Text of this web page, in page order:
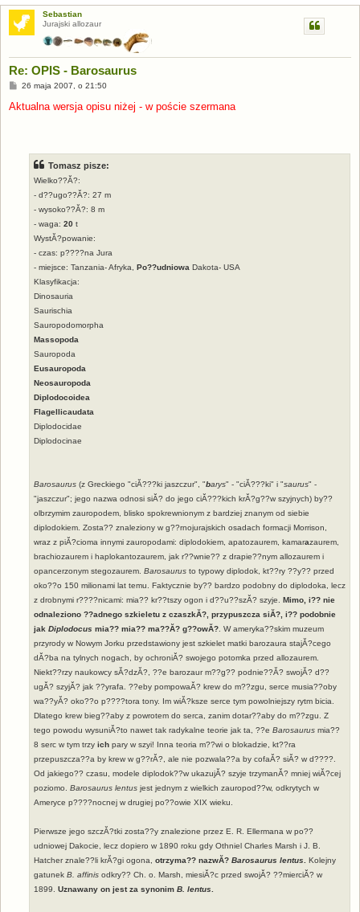
Sebastian
Jurajski allozaur
Re: OPIS - Barosaurus
P
s
26 maja 2007, o 21:50
Aktualna wersja opisu niżej - w poście szermana
Tomasz pisze:
Wielko??Ă?:
- d??ugo??Ă?: 27 m
- wysoko??Ă?: 8 m
- waga: 20 t
WystĂ?powanie:
- czas: p????na Jura
- miejsce: Tanzania- Afryka, Po??udniowa Dakota- USA
Klasyfikacja:
Dinosauria
Saurischia
Sauropodomorpha
Massopoda
Sauropoda
Eusauropoda
Neosauropoda
Diplodocoidea
Flagellicaudata
Diplodocidae
Diplodocinae
Barosaurus (z Greckiego "ciĂ???ki jaszczur", "barys" - "ciĂ???ki" i "saurus" -
"jaszczur"; jego nazwa odnosi siĂ? do jego ciĂ???kich krĂ?g??w szyjnych) by??
olbrzymim zauropodem, blisko spokrewnionym z bardziej znanym od siebie
diplodokiem. Zosta?? znaleziony w g??rnojurajskich osadach formacji Morrison,
wraz z piĂ?cioma innymi zauropodami: diplodokiem, apatozaurem, kamarazaurem,
brachiozaurem i haplokantozaurem, jak r??wnie?? z drapie??nym allozaurem i
opancerzonym stegozaurem. Barosaurus to typowy diplodok, kt??ry ??y?? przed
oko??o 150 milionami lat temu. Faktycznie by?? bardzo podobny do diplodoka, lecz
z drobnymi r????nicami: mia?? kr??tszy ogon i d??u??szĂ? szyje. Mimo, i?? nie
odnaleziono ??adnego szkieletu z czaszkĂ?, przypuszcza siĂ?, i?? podobnie
jak Diplodocus mia?? mia?? ma??Ă? g??owĂ? . W ameryka??skim muzeum
przyrody w Nowym Jorku przedstawiony jest szkielet matki barozaura stajĂ?cego
dĂ?ba na tylnych nogach, by ochroniĂ? swojego potomka przed allozaurem.
Niekt??rzy naukowcy sĂ?dzĂ?, ??e barozaur m??g?? podnie??Ă? swojĂ? d??
ugĂ? szyjĂ? jak ??yrafa. ??eby pompowaĂ? krew do m??zgu, serce musia??oby
wa??yĂ? oko??o p????tora tony. Im wiĂ?ksze serce tym powolniejszy rytm bicia.
Dlatego krew bieg??aby z powrotem do serca, zanim dotar??aby do m??zgu. Z
tego powodu wysuniĂ?to nawet tak radykalne teorie jak ta, ??e Barosaurus mia??
8 serc w tym trzy ich pary w szyi! Inna teoria m??wi o blokadzie, kt??ra
przepuszcza??a by krew w g??rĂ?, ale nie pozwala??a by cofaĂ? siĂ? w d????.
Od jakiego?? czasu, modele diplodok??w ukazujĂ? szyje trzymanĂ? mniej wiĂ?cej
poziomo. Barosaurus lentus jest jednym z wielkich zauropod??w, odkrytych w
Ameryce p????nocnej w drugiej po??owie XIX wieku.
Pierwsze jego szczĂ?tki zosta??y znalezione przez E. R. Ellermana w po??
udniowej Dakocie, lecz dopiero w 1890 roku gdy Othniel Charles Marsh i J. B.
Hatcher znale??li krĂ?gi ogona, otrzyma?? nazwĂ? Barosaurus lentus
Kolejny
gatunek B. affinis odkry?? Ch. o. Marsh, miesiĂ?c przed swojĂ? ??mierciĂ? w
1899. Uznawany on jest za synonim B. lentus